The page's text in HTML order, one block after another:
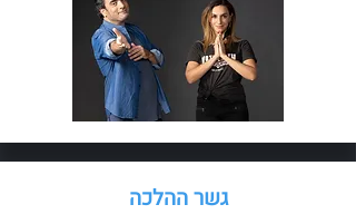
גשר ההלכה